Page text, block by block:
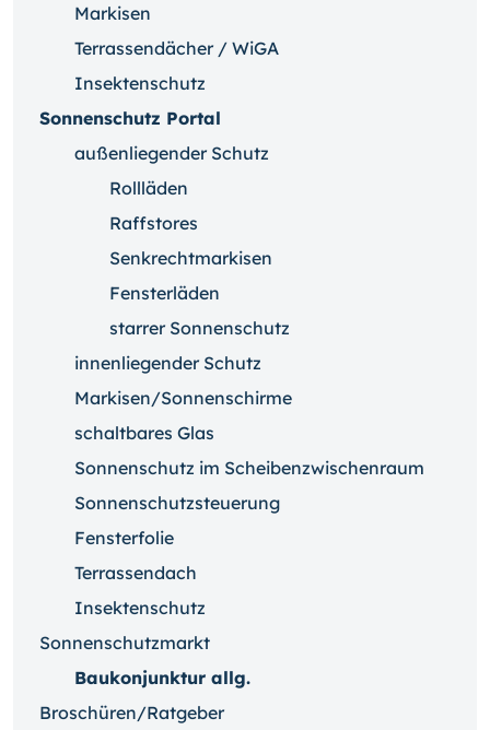
Markisen
Terrassendächer / WiGA
Insektenschutz
Sonnenschutz Portal
außenliegender Schutz
Rollläden
Raffstores
Senkrechtmarkisen
Fensterläden
starrer Sonnenschutz
innenliegender Schutz
Markisen/Sonnenschirme
schaltbares Glas
Sonnenschutz im Scheibenzwischenraum
Sonnenschutzsteuerung
Fensterfolie
Terrassendach
Insektenschutz
Sonnenschutzmarkt
Baukonjunktur allg.
Broschüren/Ratgeber